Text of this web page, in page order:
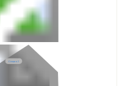
Секция 2